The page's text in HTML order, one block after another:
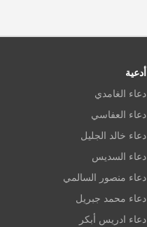
أدعية
دعاء الغامدي
دعاء العفاسي
دعاء خالد الجليل
دعاء السديس
دعاء منصور السالمي
دعاء محمد جبريل
دعاء ادريس أبكر